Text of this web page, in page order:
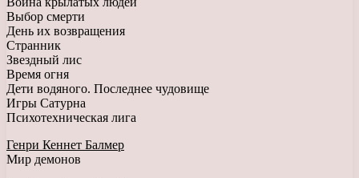
Выбор смерти
День их возвращения
Странник
Звездный лис
Время огня
Дети водяного. Последнее чудовище
Игры Сатурна
Психотехническая лига
Генри Кеннет Балмер
Мир демонов